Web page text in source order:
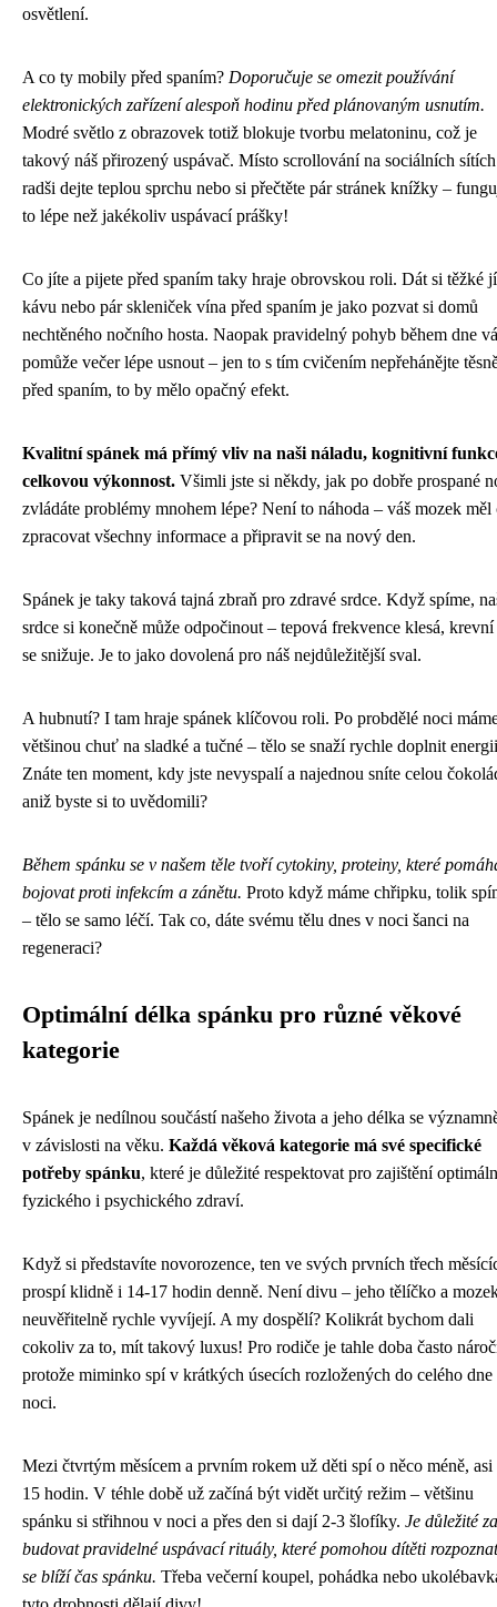
osvětlení.
A co ty mobily před spaním? Doporučuje se omezit používání
elektronických zařízení alespoň hodinu před plánovaným usnutím.
Modré světlo z obrazovek totiž blokuje tvorbu melatoninu, což je
takový náš přirozený uspávač. Místo scrollování na sociálních
radši dejte teplou sprchu nebo si přečtěte pár stránek knížky –
to lépe než jakékoliv uspávací prášky!
Co jíte a pijete před spaním taky hraje obrovskou roli. Dát si těžké
kávu nebo pár skleniček vína před spaním je jako pozvat si domů
nechtěného nočního hosta. Naopak pravidelný pohyb během dne
pomůže večer lépe usnout – jen to s tím cvičením nepřehánějte
před spaním, to by mělo opačný efekt.
Kvalitní spánek má přímý vliv na naši náladu, kognitivní
celkovou výkonnost. Všimli jste si někdy, jak po dobře prospané
zvládáte problémy mnohem lépe? Není to náhoda – váš mozek měl
zpracovat všechny informace a připravit se na nový den.
Spánek je taky taková tajná zbraň pro zdravé srdce. Když spíme,
srdce si konečně může odpočinout – tepová frekvence klesá,
se snižuje. Je to jako dovolená pro náš nejdůležitější sval.
A hubnutí? I tam hraje spánek klíčovou roli. Po probdělé noci
většinou chuť na sladké a tučné – tělo se snaží rychle doplnit
Znáte ten moment, kdy jste nevyspalí a najednou sníte celou
aniž byste si to uvědomili?
Během spánku se v našem těle tvoří cytokiny, proteiny, které
bojovat proti infekcím a zánětu. Proto když máme chřipku, tolik
– tělo se samo léčí. Tak co, dáte svému tělu dnes v noci šanci na
regeneraci?
Optimální délka spánku pro různé věkové
kategorie
Spánek je nedílnou součástí našeho života a jeho délka se
v závislosti na věku. Každá věková kategorie má své specifické
potřeby spánku, které je důležité respektovat pro zajištění
fyzického i psychického zdraví.
Když si představíte novorozence, ten ve svých prvních třech
prospí klidně i 14-17 hodin denně. Není divu – jeho tělíčko a
neuvěřitelně rychle vyvíjejí. A my dospělí? Kolikrát bychom dali
cokoliv za to, mít takový luxus! Pro rodiče je tahle doba často
protože miminko spí v krátkých úsecích rozložených do celého dne
noci.
Mezi čtvrtým měsícem a prvním rokem už děti spí o něco méně, asi
15 hodin. V téhle době už začíná být vidět určitý režim – většinu
spánku si střihnou v noci a přes den si dají 2-3 šlofíky. Je důležité
budovat pravidelné uspávací rituály, které pomohou dítěti
se blíží čas spánku. Třeba večerní koupel, pohádka nebo